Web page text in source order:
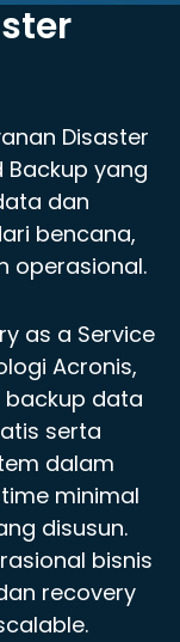
Disaster
Backup yang
dan
bencana,
operasional.
as a Service
Acronis,
backup data
serta
dalam
minimal
disusun.
bisnis
recovery